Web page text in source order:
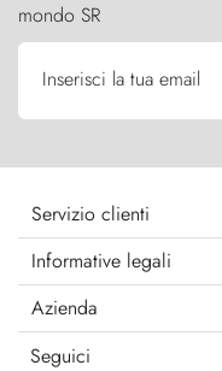
mondo SR
Inserisci la tua email
Servizio clienti
Informative legali
Azienda
Seguici